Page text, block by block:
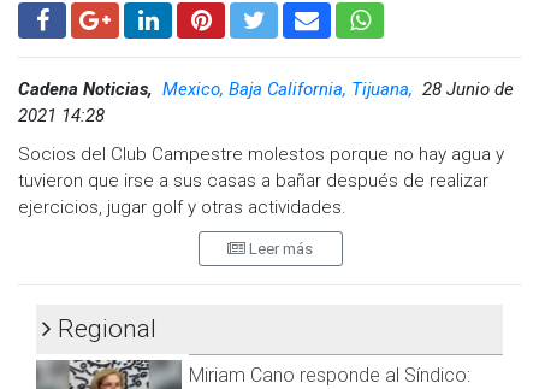
Cadena Noticias, Mexico, Baja California, Tijuana, 28 Junio de
2021 14:28
Socios del Club Campestre molestos porque no hay agua y
tuvieron que irse a sus casas a bañar después de realizar
ejercicios, jugar golf y otras actividades.
Socios manifestaron a CADENA NOTICIAS, su molestia por
“Sabemos que hay cortes de agua por diversas reparaciones
de la CESPT al acueducto, pero es una obligación de la
gerencia del Campestre, tener las pilas llenas de agua y
Leer más
Regional
Miriam Cano responde al Síndico: